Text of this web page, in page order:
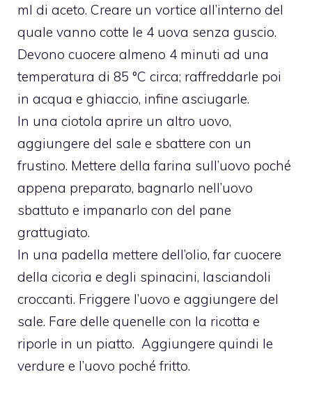
ml di aceto. Creare un vortice all’interno del
quale vanno cotte le 4 uova senza guscio.
Devono cuocere almeno 4 minuti ad una
temperatura di 85 °C circa; raffreddarle poi
in acqua e ghiaccio, infine asciugarle.
In una ciotola aprire un altro uovo,
aggiungere del sale e sbattere con un
frustino. Mettere della farina sull’uovo poché
appena preparato, bagnarlo nell’uovo
sbattuto e impanarlo con del pane
grattugiato.
In una padella mettere dell’olio, far cuocere
della cicoria e degli spinacini, lasciandoli
croccanti. Friggere l’uovo e aggiungere del
sale. Fare delle quenelle con la ricotta e
riporle in un piatto. Aggiungere quindi le
verdure e l’uovo poché fritto.